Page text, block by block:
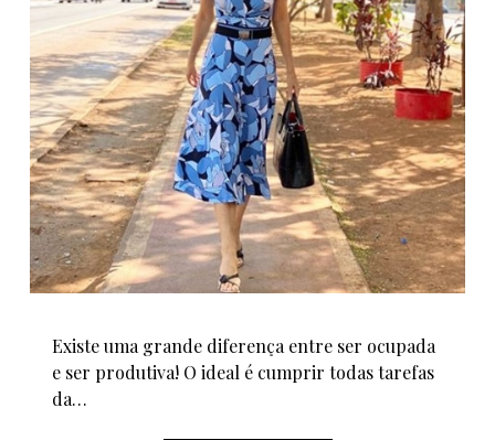
Existe uma grande diferença entre ser ocupada
e ser produtiva! O ideal é cumprir todas tarefas
da…